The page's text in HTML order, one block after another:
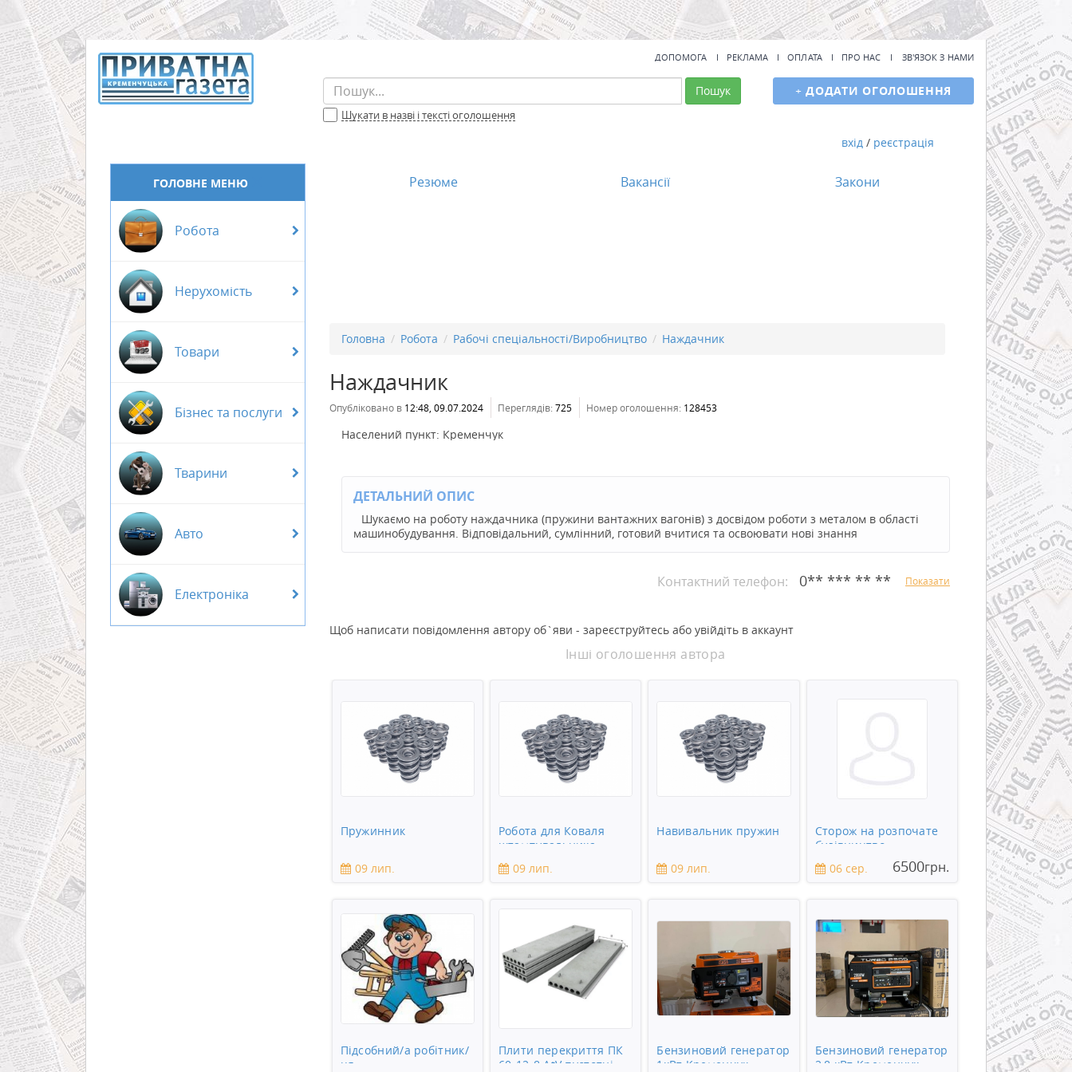
ДОПОМОГА РЕКЛАМА ОПЛАТА ПРО НАС ЗВ'ЯЗОК З НАМИ
Пошук
Шукати в назві і тексті оголошення
+ ДОДАТИ ОГОЛОШЕННЯ
вхід / реєстрація
ГОЛОВНЕ МЕНЮ
Робота
Нерухомість
Товари
Бізнес та послуги
Тварини
Авто
Електроніка
Резюме Вакансії Закони
Головна Робота Рабочі спеціальності/Виробництво Наждачник
Наждачник
Опубліковано в 12:48, 09.07.2024 Переглядів: 725 Номер оголошення: 128453
Населений пункт: Кременчук
ДЕТАЛЬНИЙ ОПИС
Шукаємо на роботу наждачника (пружини вантажних вагонів) з досвідом роботи з металом в області
машинобудування. Відповідальний, сумлінний, готовий вчитися та освоювати нові знання
Контактний телефон: 0** *** ** ** Показати
Щоб написати повідомлення автору об`яви - зареєструйтесь або увійдіть в аккаунт
Інші оголошення автора
Пружинник
09 лип.
Робота для Коваля
штампувальника
09 лип.
Навивальник пружин
09 лип.
Сторож на розпочате
будівництво
06 сер.
6500грн.
Підсобний/а робітник/
ця
Плити перекриття ПК
60-12-8 AtV пустотні
Бензиновий генератор
1кВт Кременчук
Бензиновий генератор
2,8 кВт Кременчук